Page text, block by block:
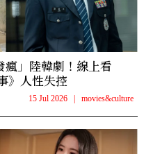
」陸韓劇！線上看
》人性失控
15 Jul 2026 movies&culture